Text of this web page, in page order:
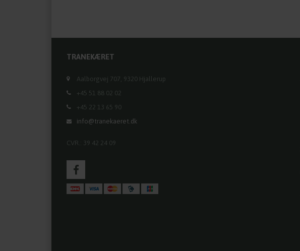
TRANEKÆRET
Aalborgvej 707, 9320 Hjallerup
+45 51 88 02 02
+45 22 13 65 90
info@tranekaeret.dk
CVR.: 39 42 24 09